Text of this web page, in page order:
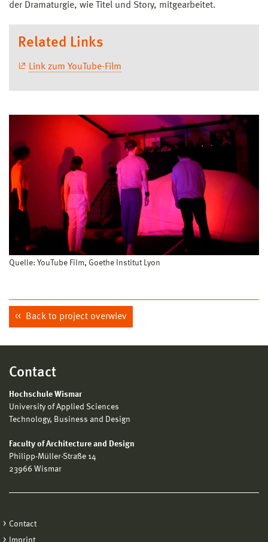
der Dramaturgie, wie Titel und Story, mitgearbeitet.
Related Links
Link zum YouTube-Film
Quelle: YouTube Film, Goethe Institut Lyon
Back to project overwiev
Contact
Hochschule Wismar
University of Applied Sciences
Technology, Business and Design
Faculty of Architecture and Design
Philipp-Müller-Straße 14
23966 Wismar
Contact